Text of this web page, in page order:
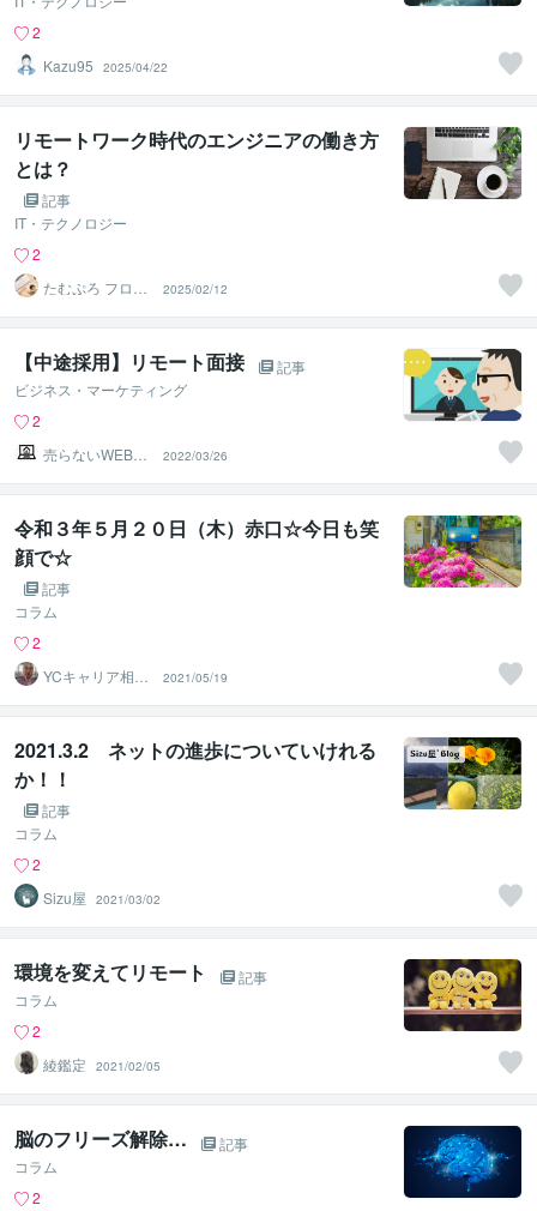
2
Kazu95
2025/04/22
リモートワーク時代のエンジニアの働き方
とは？
記事
IT・テクノロジー
2
たむぷろ フロン
トエンジニア
2025/02/12
【中途採用】リモート面接
記事
ビジネス・マーケティング
2
売らないWEB不
動産
2022/03/26
令和３年５月２０日（木）赤口☆今日も笑
顔で☆
記事
コラム
2
YCキャリア相談
2021/05/19
2021.3.2 ネットの進歩についていけれる
か！！
記事
コラム
2
Sizu屋
2021/03/02
環境を変えてリモート
記事
コラム
2
綾鑑定
2021/02/05
脳のフリーズ解除…
記事
コラム
2